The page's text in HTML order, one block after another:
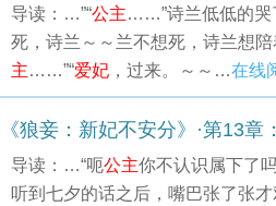
导读：…”“公主……”诗兰低低的哭
死，诗兰～～兰不想死，诗兰想陪
主……”“爱妃 ，过来。～～…在线
《狼妾：新妃不安分》·第13章
导读：…“呃公主你不认识属下了
听到七夕的话之后，嘴巴张了张